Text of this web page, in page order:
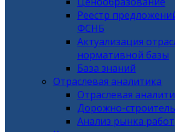
Реестр
ФСНБ
Актуализация
нормативной базы
База знаний
Отраслевая аналитика
Отраслевая
Дорожно-
Анализ рынка работ